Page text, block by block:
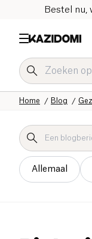
Bestel nu,
Blog
Home
Allemaal